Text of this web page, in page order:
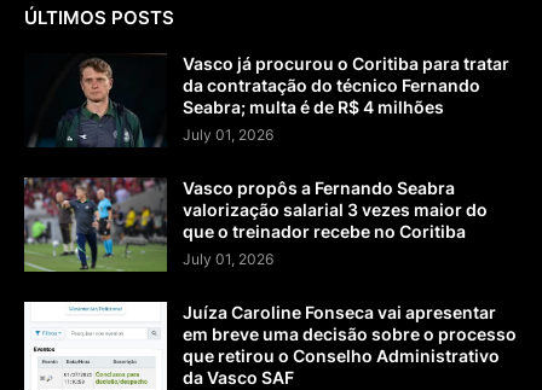
ÚLTIMOS POSTS
Vasco já procurou o Coritiba para tratar
da contratação do técnico Fernando
Seabra; multa é de R$ 4 milhões
July 01, 2026
Vasco propôs a Fernando Seabra
valorização salarial 3 vezes maior do
que o treinador recebe no Coritiba
July 01, 2026
Juíza Caroline Fonseca vai apresentar
em breve uma decisão sobre o processo
que retirou o Conselho Administrativo
da Vasco SAF